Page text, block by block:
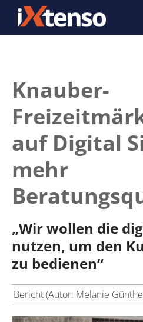
Knauber-
auf Digital
mehr
„Wir wollen die
nutzen, um den
zu bedienen“
Bericht (Autor: Melanie